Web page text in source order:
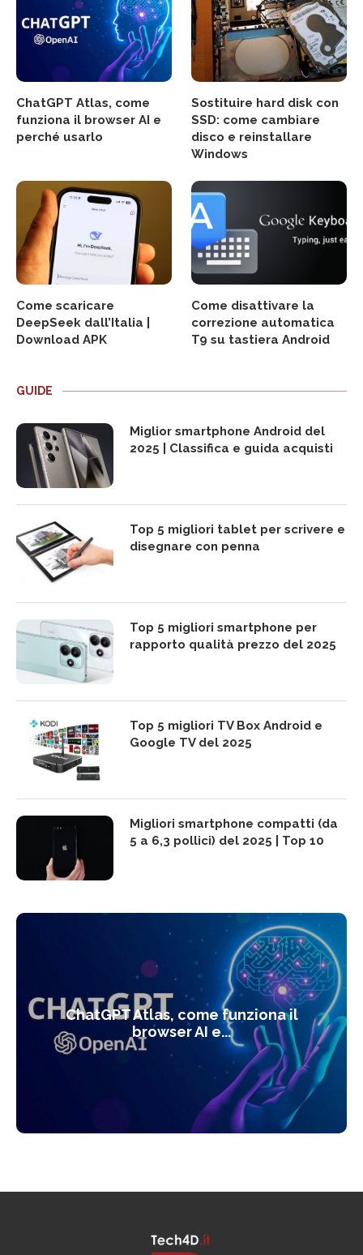
ChatGPT Atlas, come
funziona il browser AI e
perché usarlo
Sostituire hard disk con
SSD: come cambiare
disco e reinstallare
Windows
Come scaricare
DeepSeek dall’Italia |
Download APK
Come disattivare la
correzione automatica
T9 su tastiera Android
GUIDE
Miglior smartphone Android del
2025 | Classifica e guida acquisti
Top 5 migliori tablet per scrivere e
disegnare con penna
Top 5 migliori smartphone per
rapporto qualità prezzo del 2025
Top 5 migliori TV Box Android e
Google TV del 2025
Migliori smartphone compatti (da
5 a 6,3 pollici) del 2025 | Top 10
ChatGPT Atlas, come funziona il
browser AI e...